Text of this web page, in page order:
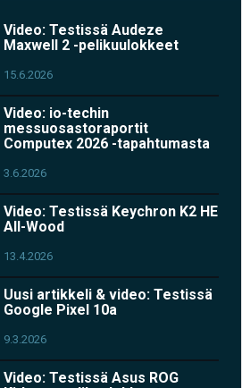
Video: Testissä Audeze
Maxwell 2 -pelikuulokkeet
15.6.2026
Video: io-techin
messuosastoraportit
Computex 2026 -tapahtumasta
3.6.2026
Video: Testissä Keychron K2 HE
All-Wood
13.4.2026
Uusi artikkeli & video: Testissä
Google Pixel 10a
9.3.2026
Video: Testissä Asus ROG